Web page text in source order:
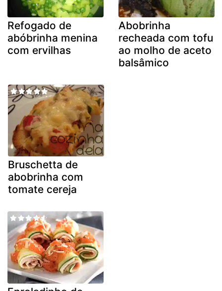
Refogado de
abóbrinha menina
com ervilhas
Abobrinha
recheada com tofu
ao molho de aceto
balsâmico
Bruschetta de
abobrinha com
tomate cereja